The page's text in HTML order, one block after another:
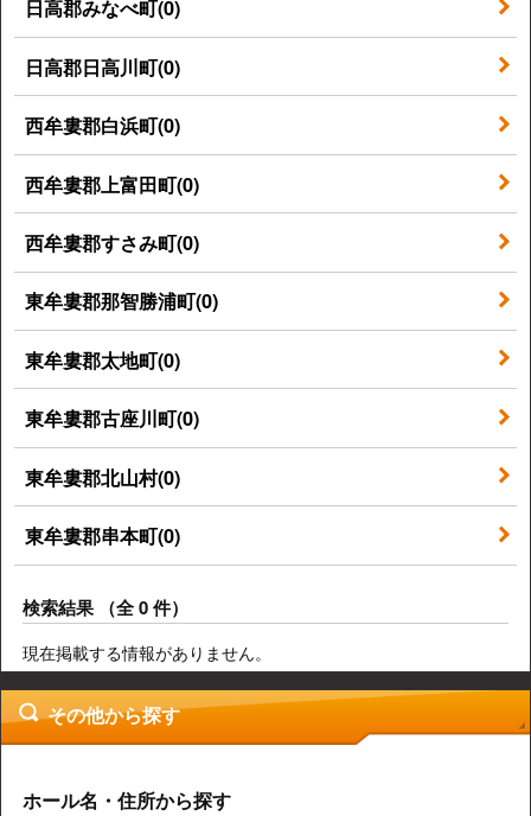
日高郡みなべ町(0)
日高郡日高川町(0)
西牟婁郡白浜町(0)
西牟婁郡上富田町(0)
西牟婁郡すさみ町(0)
東牟婁郡那智勝浦町(0)
東牟婁郡太地町(0)
東牟婁郡古座川町(0)
東牟婁郡北山村(0)
東牟婁郡串本町(0)
検索結果 （全 0 件）
現在掲載する情報がありません。
その他から探す
ホール名・住所から探す